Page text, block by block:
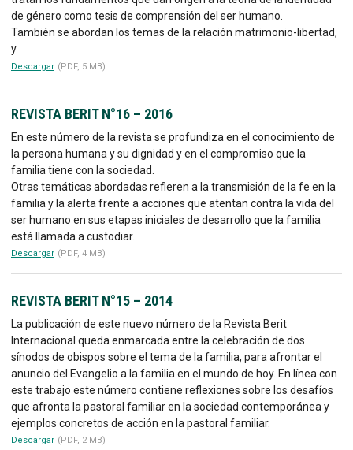
de género como tesis de comprensión del ser humano.
También se abordan los temas de la relación matrimonio-libertad,
y
Descargar (PDF, 5 MB)
REVISTA BERIT N°16 – 2016
En este número de la revista se profundiza en el conocimiento de
la persona humana y su dignidad y en el compromiso que la
familia tiene con la sociedad.
Otras temáticas abordadas refieren a la transmisión de la fe en la
familia y la alerta frente a acciones que atentan contra la vida del
ser humano en sus etapas iniciales de desarrollo que la familia
está llamada a custodiar.
Descargar (PDF, 4 MB)
REVISTA BERIT N°15 – 2014
La publicación de este nuevo número de la Revista Berit
Internacional queda enmarcada entre la celebración de dos
sínodos de obispos sobre el tema de la familia, para afrontar el
anuncio del Evangelio a la familia en el mundo de hoy. En línea con
este trabajo este número contiene reflexiones sobre los desafíos
que afronta la pastoral familiar en la sociedad contemporánea y
ejemplos concretos de acción en la pastoral familiar.
Descargar (PDF, 2 MB)